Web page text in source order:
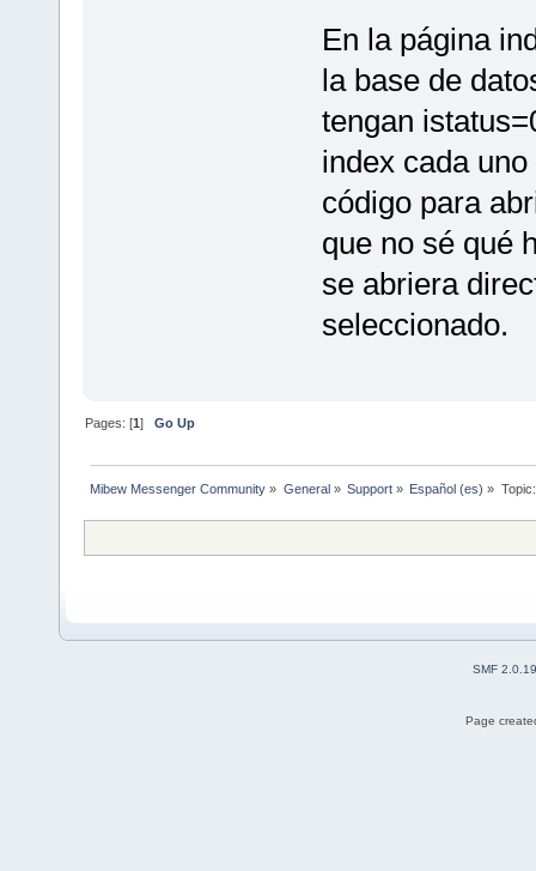
En la página
la base de
tengan
index cada
código para
que no sé qué
se abriera
seleccionado.
Pages: [1]Go Up
Mibew Messenger Community » General» Support» Español (es) »
SMF 2.0.19
Page